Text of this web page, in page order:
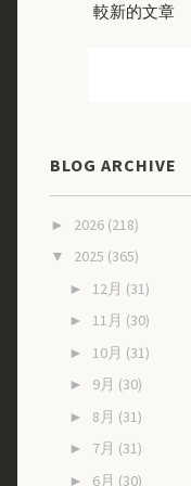
較新的文章
BLOG ARCHIVE
► 2026 (218)
▼ 2025 (365)
► 12月 (31)
► 11月 (30)
► 10月 (31)
► 9月 (30)
► 8月 (31)
► 7月 (31)
► 6月 (30)